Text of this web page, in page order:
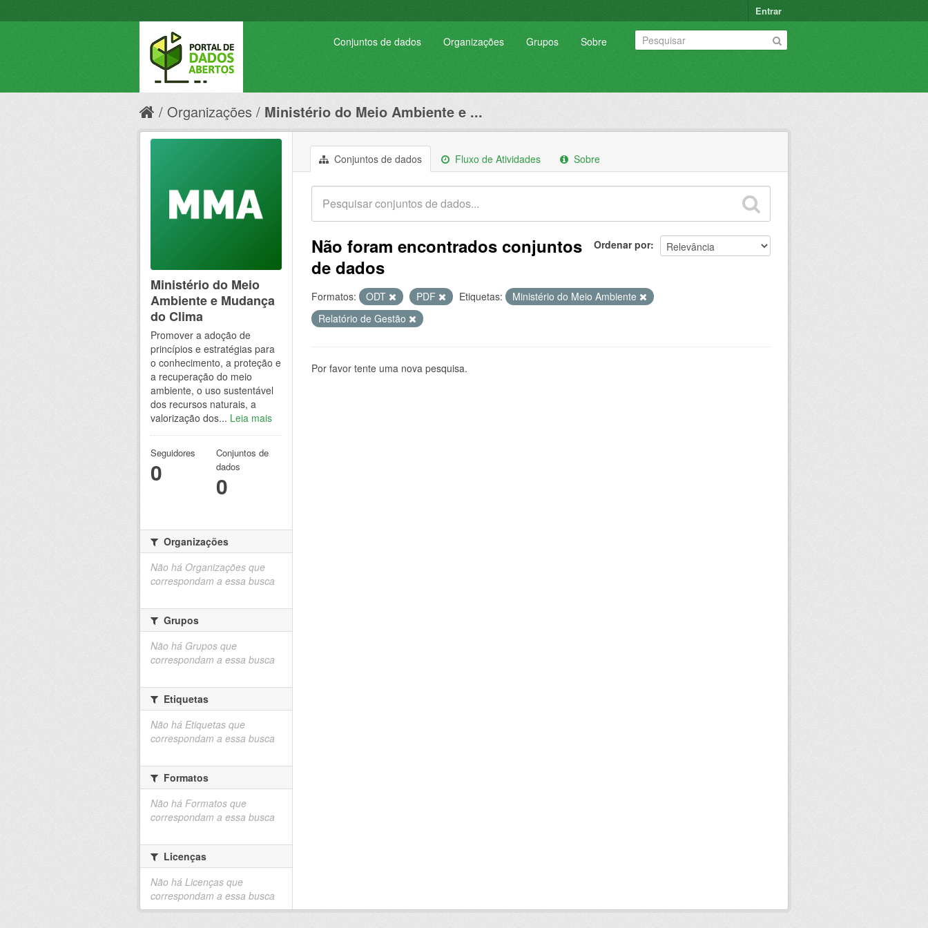
Entrar
Conjuntos de dados Organizações Grupos Sobre
Organizações Ministério do Meio Ambiente e ...
Conjuntos de dados Fluxo de Atividades Sobre
Ordenar por
Não foram encontrados conjuntos
de dados
Formatos: ODT PDF Etiquetas:
Ministério do Meio Ambiente
Relatório de Gestão
Por favor tente uma nova pesquisa.
Ministério do Meio
Ambiente e Mudança
do Clima
Promover a adoção de
princípios e estratégias para
o conhecimento, a proteção e
a recuperação do meio
ambiente, o uso sustentável
dos recursos naturais, a
valorização dos... Leia mais
Seguidores
0
Conjuntos de
dados
0
Organizações
Não há Organizações que
correspondam a essa busca
Grupos
Não há Grupos que
correspondam a essa busca
Etiquetas
Não há Etiquetas que
correspondam a essa busca
Formatos
Não há Formatos que
correspondam a essa busca
Licenças
Não há Licenças que
correspondam a essa busca